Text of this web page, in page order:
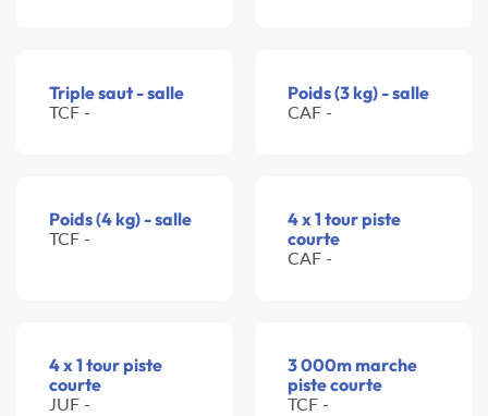
Triple saut - salle
TCF -
Poids (3 kg) - salle
CAF -
Poids (4 kg) - salle
TCF -
4 x 1 tour piste
courte
CAF -
4 x 1 tour piste
courte
JUF -
3 000m marche
piste courte
TCF -